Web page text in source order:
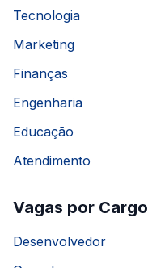
Tecnologia
Marketing
Finanças
Engenharia
Educação
Atendimento
Vagas por Cargo
Desenvolvedor